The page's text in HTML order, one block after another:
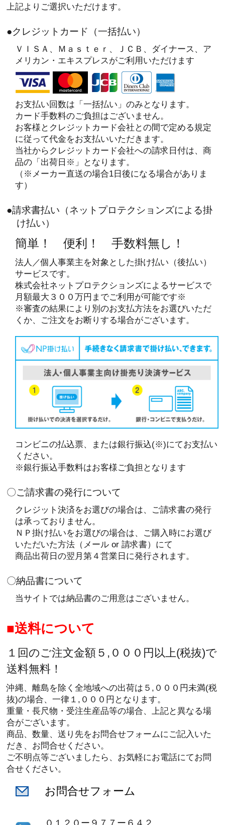
上記よりご選択いただけます。
●クレジットカード（一括払い）
ＶＩＳＡ、Ｍａｓｔｅｒ、ＪＣＢ、ダイナース、ア
メリカン・エキスプレスがご利用いただけます
お支払い回数は「一括払い」のみとなります。
カード手数料のご負担はございません。
お客様とクレジットカード会社との間で定める規定
に従って代金をお支払いいただきます。
当社からクレジットカード会社への請求日付は、商
品の「出荷日※」となります。
（※メーカー直送の場合1日後になる場合がありま
す）
●請求書払い（ネットプロテクションズによる掛
け払い）
簡単！ 便利！ 手数料無し！
法人／個人事業主を対象とした掛け払い（後払い）
サービスです。
株式会社ネットプロテクションズによるサービスで
月額最大３００万円までご利用が可能です※
※審査の結果により別のお支払方法をお選びいただ
くか、ご注文をお断りする場合がございます。
コンビニの払込票、または銀行振込(※)にてお支払い
ください。
※銀行振込手数料はお客様ご負担となります
〇ご請求書の発行について
クレジット決済をお選びの場合は、ご請求書の発行
は承っておりません。
ＮＰ掛け払いをお選びの場合は、ご購入時にお選び
いただいた方法（メール or 請求書）にて
商品出荷日の翌月第４営業日に発行されます。
〇納品書について
当サイトでは納品書のご用意はございません。
送料について
１回のご注文金額５,０００円以上(税抜)で
送料無料！
沖縄、離島を除く全地域への出荷は５,０００円未満(税
抜)の場合、一律１,０００円となります。
重量・長尺物・受注生産品等の場合、上記と異なる場
合がございます。
商品、数量、送り先をお問合せフォームにご記入いた
だき、お問合せください。
ご不明点等ございましたら、お気軽にお電話にてお問
合せください。
お問合せフォーム